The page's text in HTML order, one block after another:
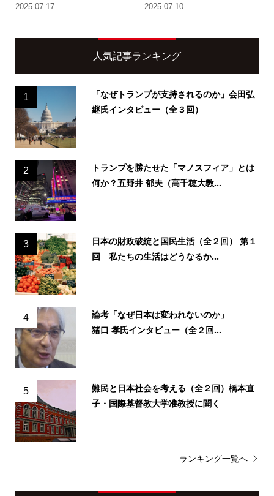
2025.07.17 2025.07.10
人気記事ランキング
1
「なぜトランプが支持されるのか」会田弘
継氏インタビュー（全３回）
2
トランプを勝たせた「マノスフィア」とは
何か？五野井 郁夫（高千穂大教...
3
日本の財政破綻と国民生活（全２回） 第１
回 私たちの生活はどうなるか...
4
論考「なぜ日本は変われないのか」
猪口 孝氏インタビュー（全２回...
5
難民と日本社会を考える（全２回）橋本直
子・国際基督教大学准教授に聞く
ランキング一覧へ